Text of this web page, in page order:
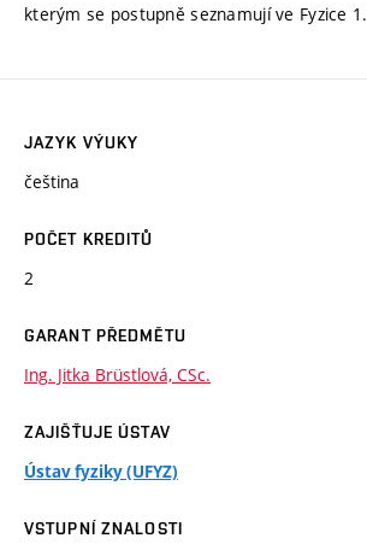
kterým se postupně seznamují ve Fyzice 1.
JAZYK VÝUKY
čeština
POČET KREDITŮ
2
GARANT PŘEDMĚTU
Ing. Jitka Brüstlová, CSc.
ZAJIŠŤUJE ÚSTAV
Ústav fyziky (UFYZ)
VSTUPNÍ ZNALOSTI